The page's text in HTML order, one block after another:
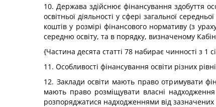
10. Держава здійснює фінансування здобуття
освітньої діяльності у сфері загальної
коштів у розмірі фінансового нормативу (з
середню освіту, та в порядку, визначеному
{Частина десята статті 78 набирає чинності з 1
11. Особливості фінансування освіти різних
12. Заклади освіти мають право отримувати
мають право розміщувати власні
розпоряджатися надходженнями від